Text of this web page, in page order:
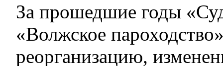
За прошедшие годы
«Волжское
реорганизацию,